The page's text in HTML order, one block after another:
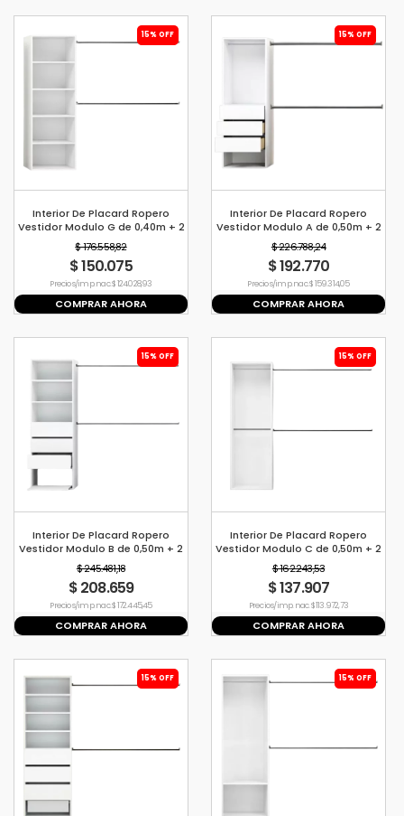
15% OFF
Interior De Placard Ropero
Vestidor Modulo G de 0,40m + 2
Barrales de 1,2mt
$ 176.558,82
$ 150.075
Precio s/imp. nac. $ 124.028,93
COMPRAR AHORA
15% OFF
Interior De Placard Ropero
Vestidor Modulo A de 0,50m + 2
Barrales de 1,2mt
$ 226.788,24
$ 192.770
Precio s/imp. nac. $ 159.314,05
COMPRAR AHORA
15% OFF
Interior De Placard Ropero
Vestidor Modulo B de 0,50m + 2
Barrales de 1,2mt
$ 245.481,18
$ 208.659
Precio s/imp. nac. $ 172.445,45
COMPRAR AHORA
15% OFF
Interior De Placard Ropero
Vestidor Modulo C de 0,50m + 2
Barrales de 1,2mt
$ 162.243,53
$ 137.907
Precio s/imp. nac. $ 113.972,73
COMPRAR AHORA
15% OFF 15% OFF